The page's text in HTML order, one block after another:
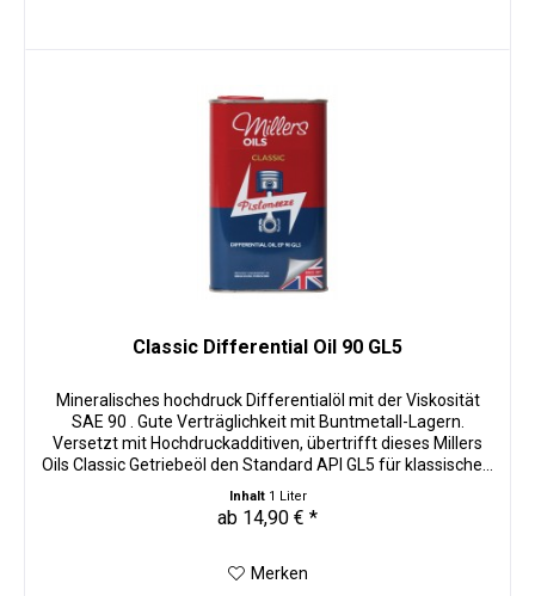
Classic Differential Oil 90 GL5
Mineralisches hochdruck Differentialöl mit der Viskosität
SAE 90 . Gute Verträglichkeit mit Buntmetall-Lagern.
Versetzt mit Hochdruckadditiven, übertrifft dieses Millers
Oils Classic Getriebeöl den Standard API GL5 für klassische...
Inhalt 1 Liter
ab 14,90 € *
Merken